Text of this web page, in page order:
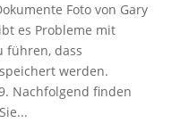
Foto von Gary
es Probleme mit
führen, dass
werden.
Nachfolgend finden